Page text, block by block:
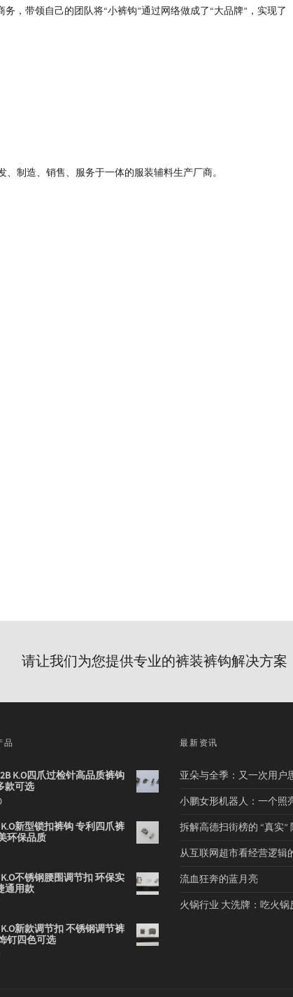
，带领自己的团队将“小裤钩”通过网络做成了“大品牌”，实现了
制造、销售、服务于一体的服装辅料生产厂商。
请让我们为您提供专业的裤装裤钩解决方案
品
K.O四爪过检针高品质裤钩
款可选
K.O新型锁扣裤钩 专利四爪裤
环保品质
K.O不锈钢腰围调节扣 环保实
通用款
K.O新款调节扣 不锈钢调节裤
钉四色可选
最新资讯
亚朵与全季：又一次用户
小鹏女形机器人：一个照
拆解高德扫街榜的 “真实”
从互联网超市看经营逻辑
流血狂奔的蓝月亮
火锅行业 大洗牌：吃火锅